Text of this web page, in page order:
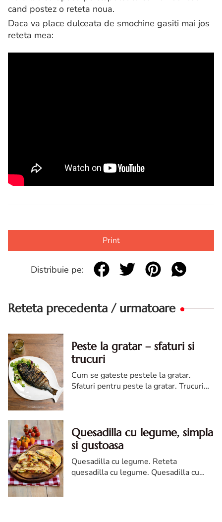
cand postez o reteta noua.
Daca va place dulceata de smochine gasiti mai jos
reteta mea:
Print
Distribuie pe:
Reteta precedenta / urmatoare
Peste la gratar – sfaturi si
trucuri
Cum se gateste pestele la gratar.
Sfaturi pentru peste la gratar. Trucuri
Quesadilla cu legume, simpla
si gustoasa
Quesadilla cu legume. Reteta
quesadilla cu legume. Quesadilla cu